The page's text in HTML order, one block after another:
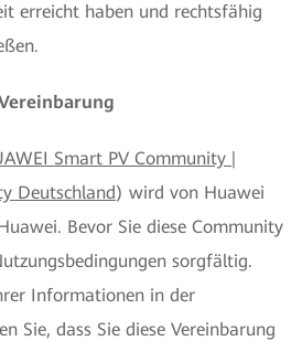
erreicht haben und rechtsfähig
Smart PV Community |
Deutschland) wird von Huawei
Bevor Sie diese Community
sorgfältig.
Informationen in der
Sie, dass Sie diese Vereinbarung